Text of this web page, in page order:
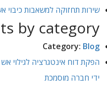
שירות תחזוקה למשאבות כיבוי
by category
Category: Blog
הפקת דוח אינטגרציה לגילוי
ידי חברה מוסמכת